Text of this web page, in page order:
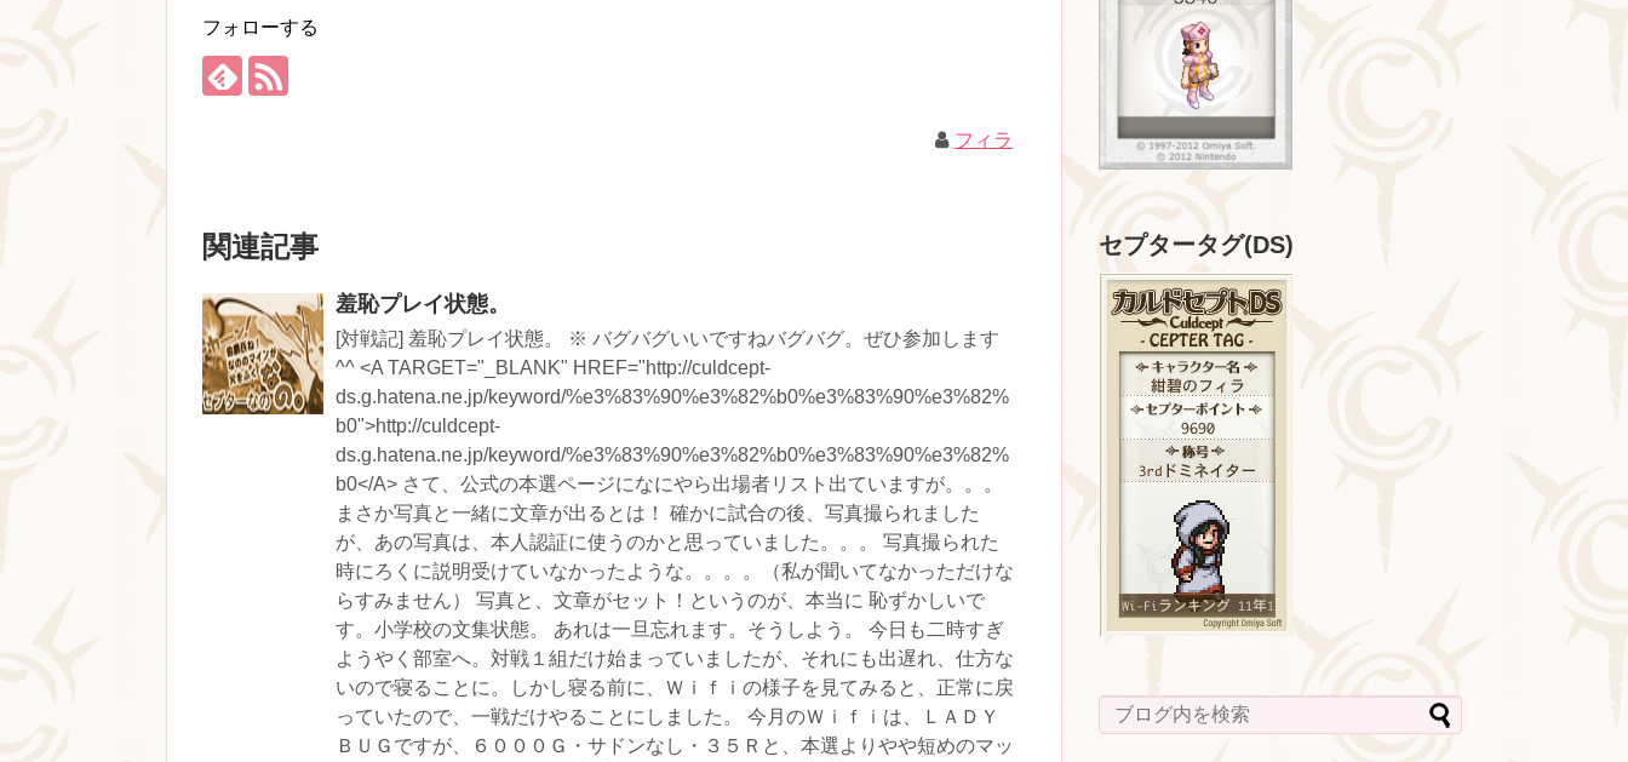
フォローする
フィラ
関連記事
羞恥プレイ状態。
[対戦記] 羞恥プレイ状態。 ※ バグバグいいですねバグバグ。ぜひ参加します
^^ <A TARGET="_BLANK" HREF="http://culdcept-
ds.g.hatena.ne.jp/keyword/%e3%83%90%e3%82%b0%e3%83%90%e3%82%
b0">http://culdcept-
ds.g.hatena.ne.jp/keyword/%e3%83%90%e3%82%b0%e3%83%90%e3%82%
b0</A> さて、公式の本選ページになにやら出場者リスト出ていますが。。。
まさか写真と一緒に文章が出るとは！ 確かに試合の後、写真撮られました
が、あの写真は、本人認証に使うのかと思っていました。。。 写真撮られた
時にろくに説明受けていなかったような。。。。（私が聞いてなかっただけな
らすみません） 写真と、文章がセット！というのが、本当に 恥ずかしいで
す。小学校の文集状態。 あれは一旦忘れます。そうしよう。 今日も二時すぎ
ようやく部室へ。対戦１組だけ始まっていましたが、それにも出遅れ、仕方な
いので寝ることに。しかし寝る前に、Ｗｉｆｉの様子を見てみると、正常に戻
っていたので、一戦だけやることにしました。 今月のＷｉｆｉは、ＬＡＤＹ
ＢＵＧですが、６０００Ｇ・サドンなし・３５Ｒと、本選よりやや短めのマッ
セプタータグ(DS)